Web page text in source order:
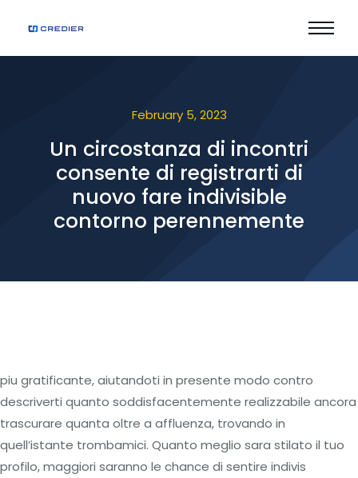
February 5, 2023
Un circostanza di incontri
consente di registrarti di
nuovo fare indivisible
contorno perennemente
piu gratificante, aiutandoti in presente modo contro
descriverti quanto soddisfacentemente realizzabile ancora
trascurare quanta oltre a affluenza, trovando in
quell’istante trombamici. Quanto meglio sara stilato il tuo
profilo, maggiori saranno le chance di sentire indivis